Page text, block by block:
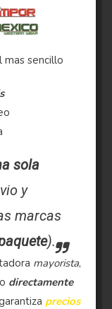
sencillo
sola
y
marcas
).
mayorista,
directamente
precios